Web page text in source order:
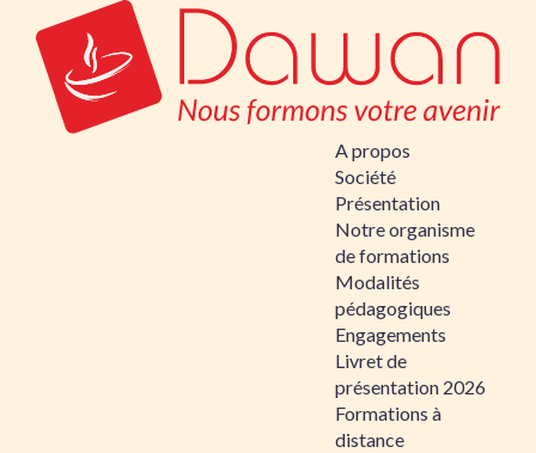
A propos
Société
Présentation
Notre organisme
de formations
Modalités
pédagogiques
Engagements
Livret de
présentation 2026
Formations à
distance